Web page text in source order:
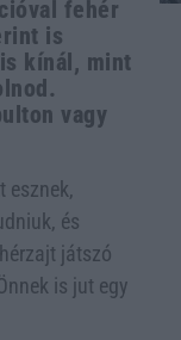
fehér
is
kínál, mint
vagy
esznek,
és
játszó
is jut egy